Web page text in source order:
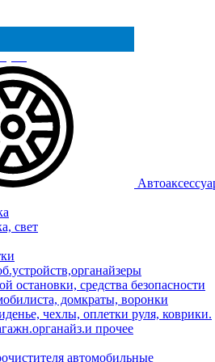
свет
остановки, средства безопасности
домкраты, воронки
чехлы, оплетки руля, коврики.
прочее
автомобильные